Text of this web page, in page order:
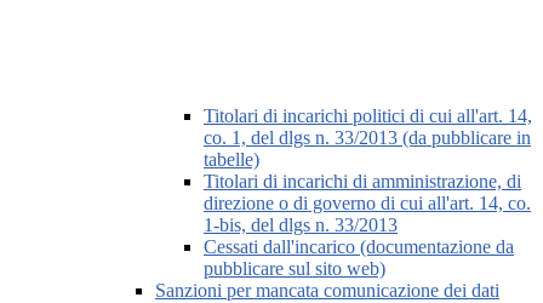
Titolari di incarichi politici di cui all'art. 14,
co. 1, del dlgs n. 33/2013 (da pubblicare in
tabelle)
Titolari di incarichi di amministrazione, di
direzione o di governo di cui all'art. 14, co.
1-bis, del dlgs n. 33/2013
Cessati dall'incarico (documentazione da
pubblicare sul sito web)
Sanzioni per mancata comunicazione dei dati